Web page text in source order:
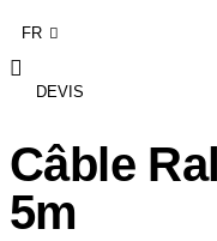
FR
AG
DEVIS
Câble
5m